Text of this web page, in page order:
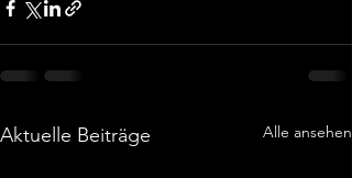
Aktuelle Beiträge Alle ansehen